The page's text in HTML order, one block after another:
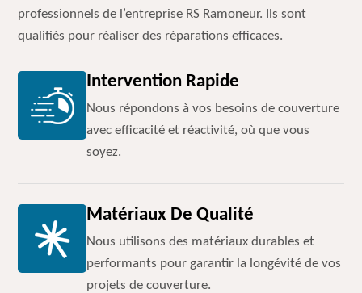
professionnels de l’entreprise RS Ramoneur. Ils sont
qualifiés pour réaliser des réparations efficaces.
Intervention Rapide
Nous répondons à vos besoins de couverture
avec efficacité et réactivité, où que vous
soyez.
Matériaux De Qualité
Nous utilisons des matériaux durables et
performants pour garantir la longévité de vos
projets de couverture.